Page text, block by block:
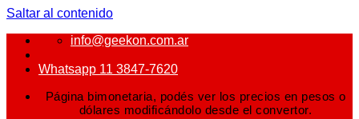
Saltar al contenido
info@geekon.com.ar
Whatsapp 11 3847-7620
Página bimonetaria, podés ver los precios en pesos o
dólares modificándolo desde el convertor.